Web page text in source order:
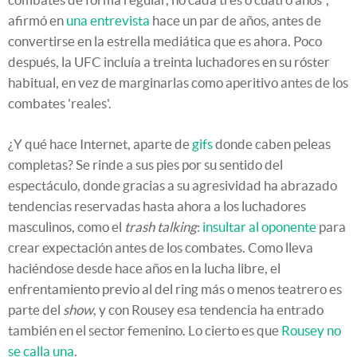
afirmó en una entrevista hace un par de años, antes de
convertirse en la estrella mediática que es ahora. Poco
después, la UFC incluía a treinta luchadores en su róster
habitual, en vez de marginarlas como aperitivo antes de los
combates 'reales'.
¿Y qué hace Internet, aparte de gifsdonde caben peleas
completas? Se rinde a sus pies por su sentido del
espectáculo, donde gracias a su agresividad ha abrazado
tendencias reservadas hasta ahora a los luchadores
masculinos, como el trash talking: insultar al oponente para
crear expectación antes de los combates. Como lleva
haciéndose desde hace años en la lucha libre, el
enfrentamiento previo al del ring más o menos teatrero es
parte del show, y con Rousey esa tendencia ha entrado
también en el sector femenino. Lo cierto es que Rousey no
se calla una